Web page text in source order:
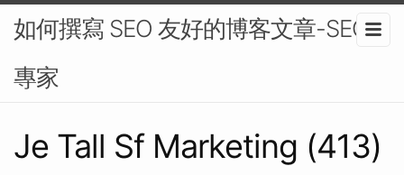
如何撰寫 SEO 友好的博客文章-SEO
專家
Je Tall Sf Marketing (413)